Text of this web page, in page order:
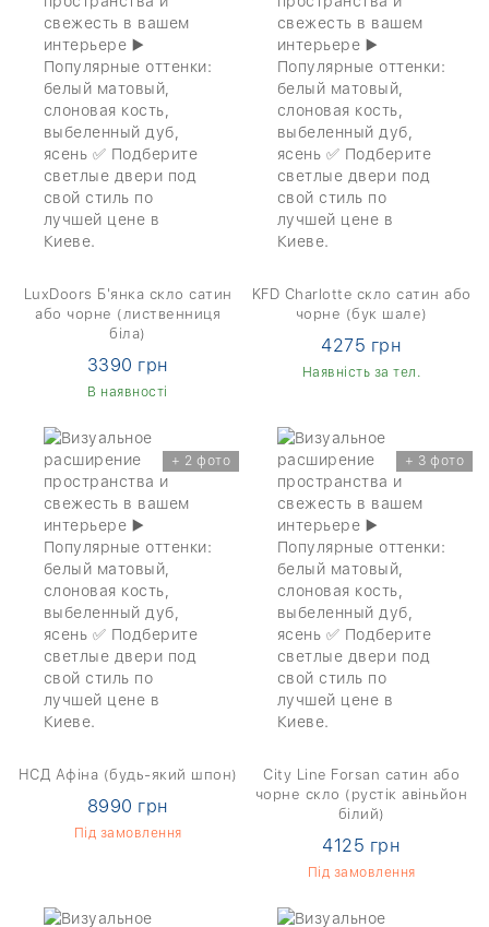
LuxDoors Б'янка скло сатин
або чорне (лиственниця
біла)
3390 грн
В наявності
KFD Charlotte скло сатин або
чорне (бук шале)
4275 грн
Наявність за тел.
+ 2 фото
НСД Афіна (будь-який шпон)
8990 грн
Під замовлення
+ 3 фото
City Line Forsan сатин або
чорне скло (рустік авіньйон
білий)
4125 грн
Під замовлення